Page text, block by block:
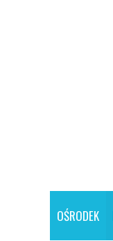
OŚRODEK